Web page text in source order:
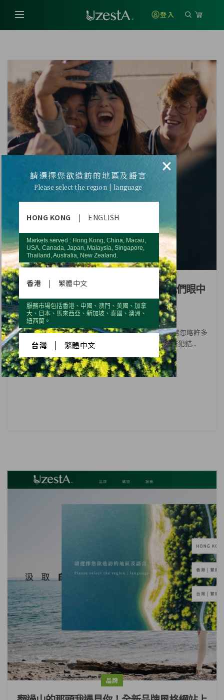
登入
品牌
當大家都在談論快樂與健康, 什麼是我們眼中
的?
人生有很多面向，很多追尋， 在這個過程中，我們常忽略許多
事。 忘記開心、忘記微笑， 忘記可以跌倒、容許犯錯...
CONTINUE READING
品牌
×
請選擇您欲造訪的地區及語言
Please select the region | language
HONG KONG | ENGLISH
Markets served : Hong Kong, China, Macau,
USA, Canada, Japan, Malaysia, Singapore,
Thailand, Australia, New Zealand.
香港 | 繁體中文
服務市場包括香港、中國、澳門、美國、加拿
大、日本、馬來西亞、新加坡、泰國、澳洲、
紐西蘭。
台灣 繁體中文